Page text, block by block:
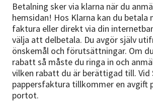
Betalning sker via klarna när du
hemsidan! Hos Klarna kan du betala
faktura eller direkt via din
välja att delbetala. Du avgör själv
önskemål och förutsättningar. Om
rabatt så måste du ringa in och
vilken rabatt du är berättigad till. Vid
pappersfaktura tillkommer en avgift
portot.